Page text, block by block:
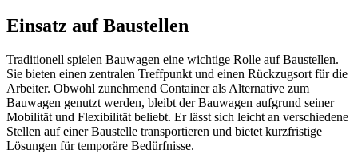
Einsatz auf Baustellen
Traditionell spielen Bauwagen eine wichtige Rolle auf Baustellen.
Sie bieten einen zentralen Treffpunkt und einen Rückzugsort für die
Arbeiter. Obwohl zunehmend Container als Alternative zum
Bauwagen genutzt werden, bleibt der Bauwagen aufgrund seiner
Mobilität und Flexibilität beliebt. Er lässt sich leicht an verschiedene
Stellen auf einer Baustelle transportieren und bietet kurzfristige
Lösungen für temporäre Bedürfnisse.